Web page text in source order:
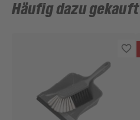
Häufig dazu gekauft